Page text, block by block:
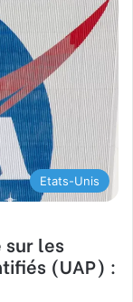
Etats-Unis
sur les
(UAP) :